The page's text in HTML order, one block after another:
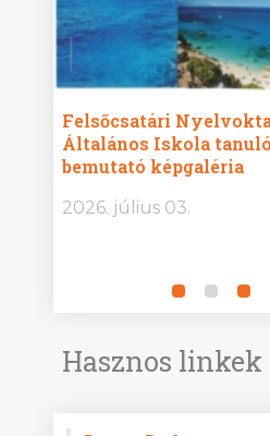
Felsőcsatári
Általános Iskola
bemutató képgaléria
2026. július 03.
Hasznos linkek